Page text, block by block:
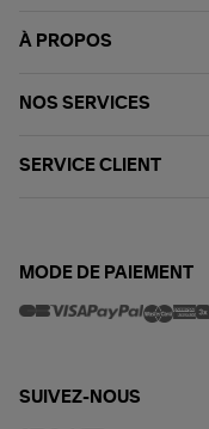
À PROPOS
NOS SERVICES
SERVICE CLIENT
MODE DE PAIEMENT
SUIVEZ-NOUS